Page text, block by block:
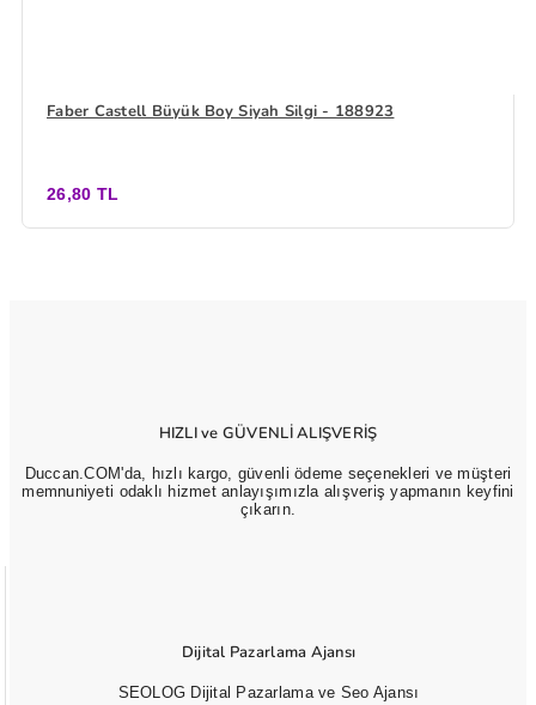
Faber Castell Büyük Boy Siyah Silgi - 188923
26,80 TL
HIZLI ve GÜVENLİ ALIŞVERİŞ
Duccan.COM'da, hızlı kargo, güvenli ödeme seçenekleri ve müşteri
memnuniyeti odaklı hizmet anlayışımızla alışveriş yapmanın keyfini
çıkarın.
Dijital Pazarlama Ajansı
SEOLOG Dijital Pazarlama ve Seo Ajansı